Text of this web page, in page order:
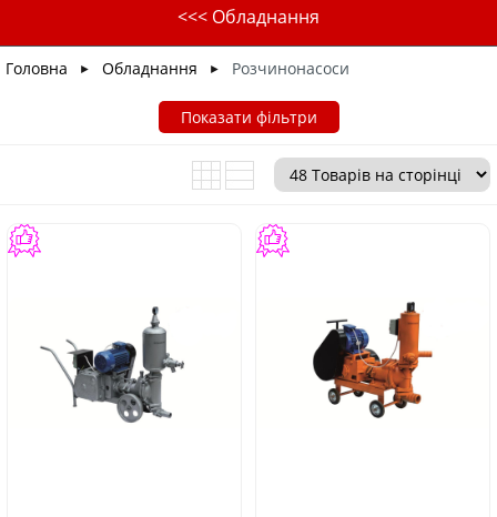
<<< Обладнання
Головна ► Обладнання ► Розчинонасоси
Показати фільтри